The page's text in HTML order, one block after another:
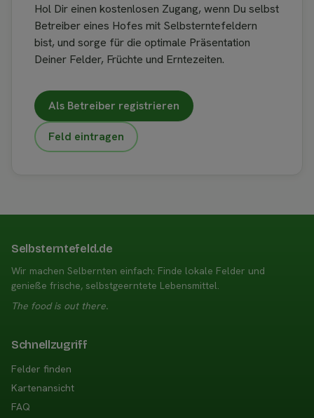
Hol Dir einen kostenlosen Zugang, wenn Du selbst
Betreiber eines Hofes mit Selbsterntefeldern
bist, und sorge für die optimale Präsentation
Deiner Felder, Früchte und Erntezeiten.
Als Betreiber registrieren
Feld eintragen
Selbsterntefeld.de
Wir machen Selbernten einfach: Finde lokale Felder und
genieße frische, selbstgeerntete Lebensmittel.
The food is out there.
Schnellzugriff
Felder finden
Kartenansicht
FAQ